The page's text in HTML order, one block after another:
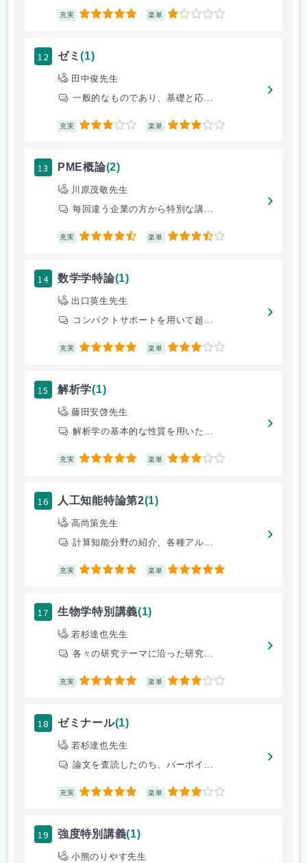
充実 5 楽単 1
12 ゼミ(1)
田中俊先生
一般的なものであり、基礎と応...
充実 3 楽単 3
13 PME概論(2)
川原茂敬先生
毎回違う企業の方から特別な講...
充実 4.5 楽単 3.5
14 数学学特論(1)
出口英生先生
コンパクトサポートを用いて超...
充実 5 楽単 3
15 解析学(1)
藤田安啓先生
解析学の基本的な性質を用いた...
充実 5 楽単 3
16 人工知能特論第2(1)
高尚策先生
計算知能分野の紹介、各種アル...
充実 5 楽単 5
17 生物学特別講義(1)
若杉達也先生
各々の研究テーマに沿った研究...
充実 5 楽単 3
18 ゼミナール(1)
若杉達也先生
論文を査読したのち、パーポイ...
充実 5 楽単 3
19 強度特別講義(1)
小熊のりやす先生